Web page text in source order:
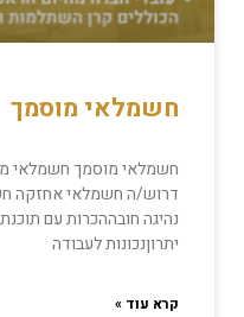
חשמלאי מוסמך
חשמלאי מוסמך חשמלאי
דרוש/ה חשמלאי אחזקה
יתרוןנכונות לעבודה
קרא עוד »